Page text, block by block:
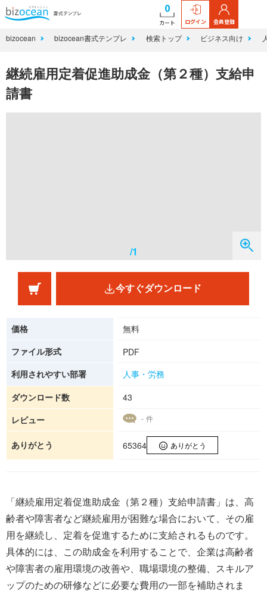
0
カート ログイン 会員登録
bizocean bizocean書式テンプレ 検索トップ ビジネス向け
継続雇用定着促進助成金（第２種）支給申
請書
/1
今すぐダウンロード
価格
無料
ファイル形式
PDF
利用されやすい部署
人事・労務
ダウンロード数
43
レビュー
- 件
ありがとう 65364 ありがとう
「継続雇用定着促進助成金（第２種）支給申請書」は、高
齢者や障害者など継続雇用が困難な場合において、その雇
用を継続し、定着を促進するために支給されるものです。
具体的には、この助成金を利用することで、企業は高齢者
や障害者の雇用環境の改善や、職場環境の整備、スキルア
ップのための研修などに必要な費用の一部を補助されま